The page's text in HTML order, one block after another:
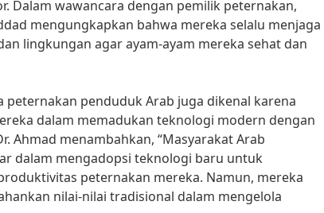
Dalam wawancara dengan pemilik peternakan,
mengungkapkan bahwa mereka selalu menjaga
lingkungan agar ayam-ayam mereka sehat dan
peternakan penduduk Arab juga dikenal karena
dalam memadukan teknologi modern dengan
Ahmad menambahkan, “Masyarakat Arab
dalam mengadopsi teknologi baru untuk
peternakan mereka. Namun, mereka
nilai-nilai tradisional dalam mengelola